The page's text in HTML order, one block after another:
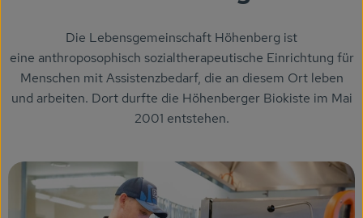
Gutes aus Höhenberg
Einfach Bio
Kühlregal
Die Lebensgemeinschaft Höhenberg ist
eine anthroposophisch sozialtherapeutische Einrichtung für
Menschen mit Assistenzbedarf, die an diesem Ort leben
und arbeiten. Dort durfte die Höhenberger Biokiste im Mai
2001 entstehen.